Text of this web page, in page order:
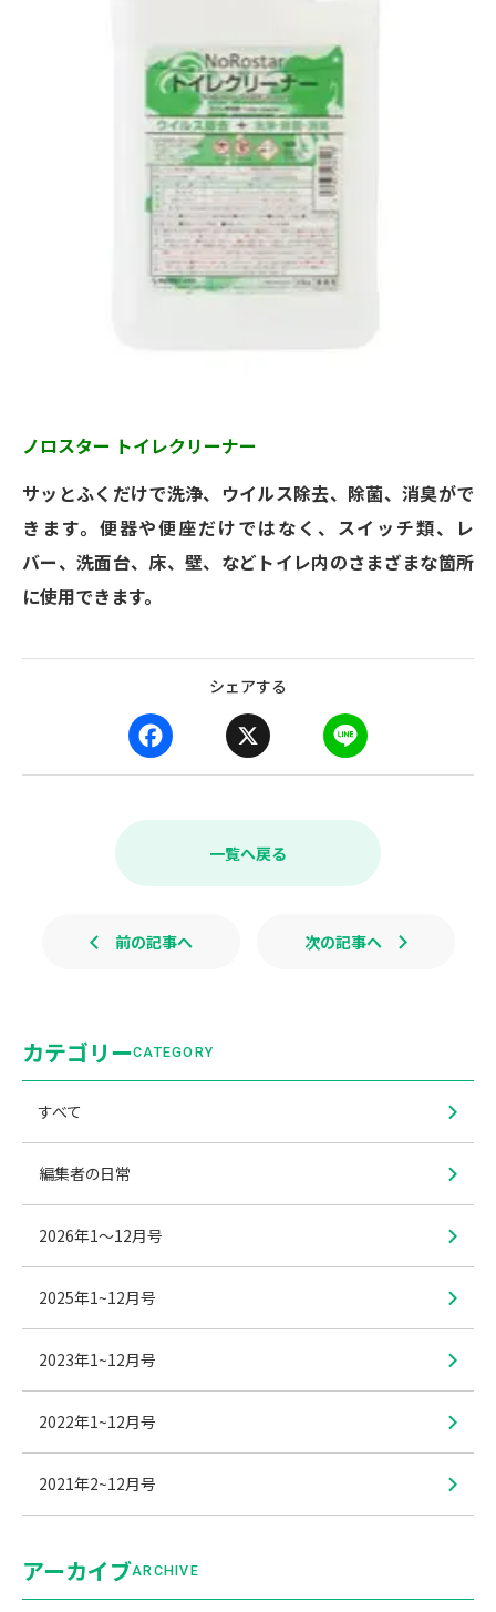
ノロスター トイレクリーナー
サッとふくだけで洗浄、ウイルス除去、除菌、消臭がで
きます。便器や便座だけではなく、スイッチ類、レ
バー、洗面台、床、壁、などトイレ内のさまざまな箇所
に使用できます。
シェアする
a
e
k
i
e
一覧へ戻る
前の記事へ 次の記事へ
カテゴリーCATEGORY
すべて
編集者の日常
2026年1〜12月号
2025年1~12月号
2023年1~12月号
2022年1~12月号
2021年2~12月号
アーカイブARCHIVE